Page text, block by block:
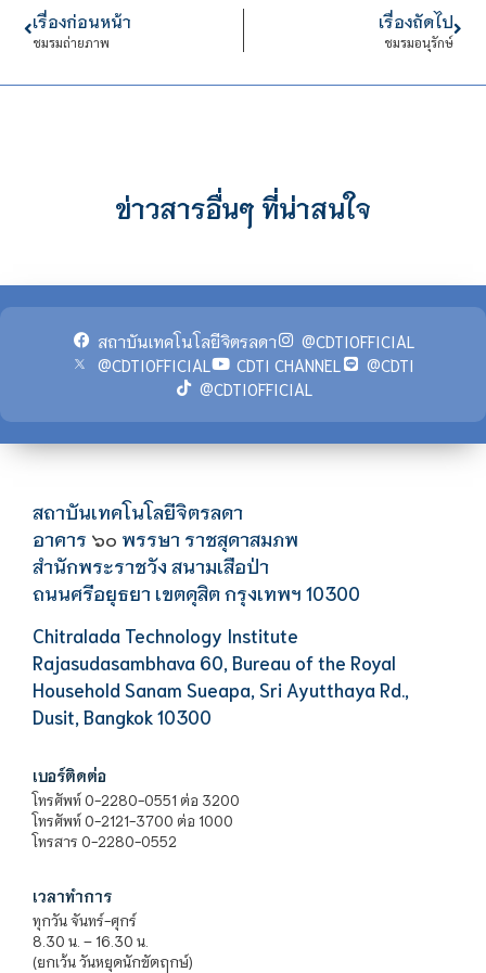
เรื่องก่อนหน้า
ชมรมถ่ายภาพ
เรื่องถัดไป
ชมรมอนุรักษ์
ข่าวสารอื่นๆ ที่น่าสนใจ
สถาบันเทคโนโลยีจิตรลดา
@CDTIOFFICIAL
@CDTIOFFICIAL
CDTI CHANNEL
@CDTI
@CDTIOFFICIAL
สถาบันเทคโนโลยีจิตรลดา
อาคาร ๖๐ พรรษา ราชสุดาสมภพ
สำนักพระราชวัง สนามเสือป่า
ถนนศรีอยุธยา เขตดุสิต กรุงเทพฯ 10300
Chitralada Technology Institute
Rajasudasambhava 60, Bureau of the Royal
Household Sanam Sueapa, Sri Ayutthaya Rd.,
Dusit, Bangkok 10300
เบอร์ติดต่อ
โทรศัพท์ 0-2280-0551 ต่อ 3200
โทรศัพท์ 0-2121-3700 ต่อ 1000
โทรสาร 0-2280-0552
เวลาทำการ
ทุกวัน จันทร์-ศุกร์
8.30 น. – 16.30 น.
(ยกเว้น วันหยุดนักขัตฤกษ์)